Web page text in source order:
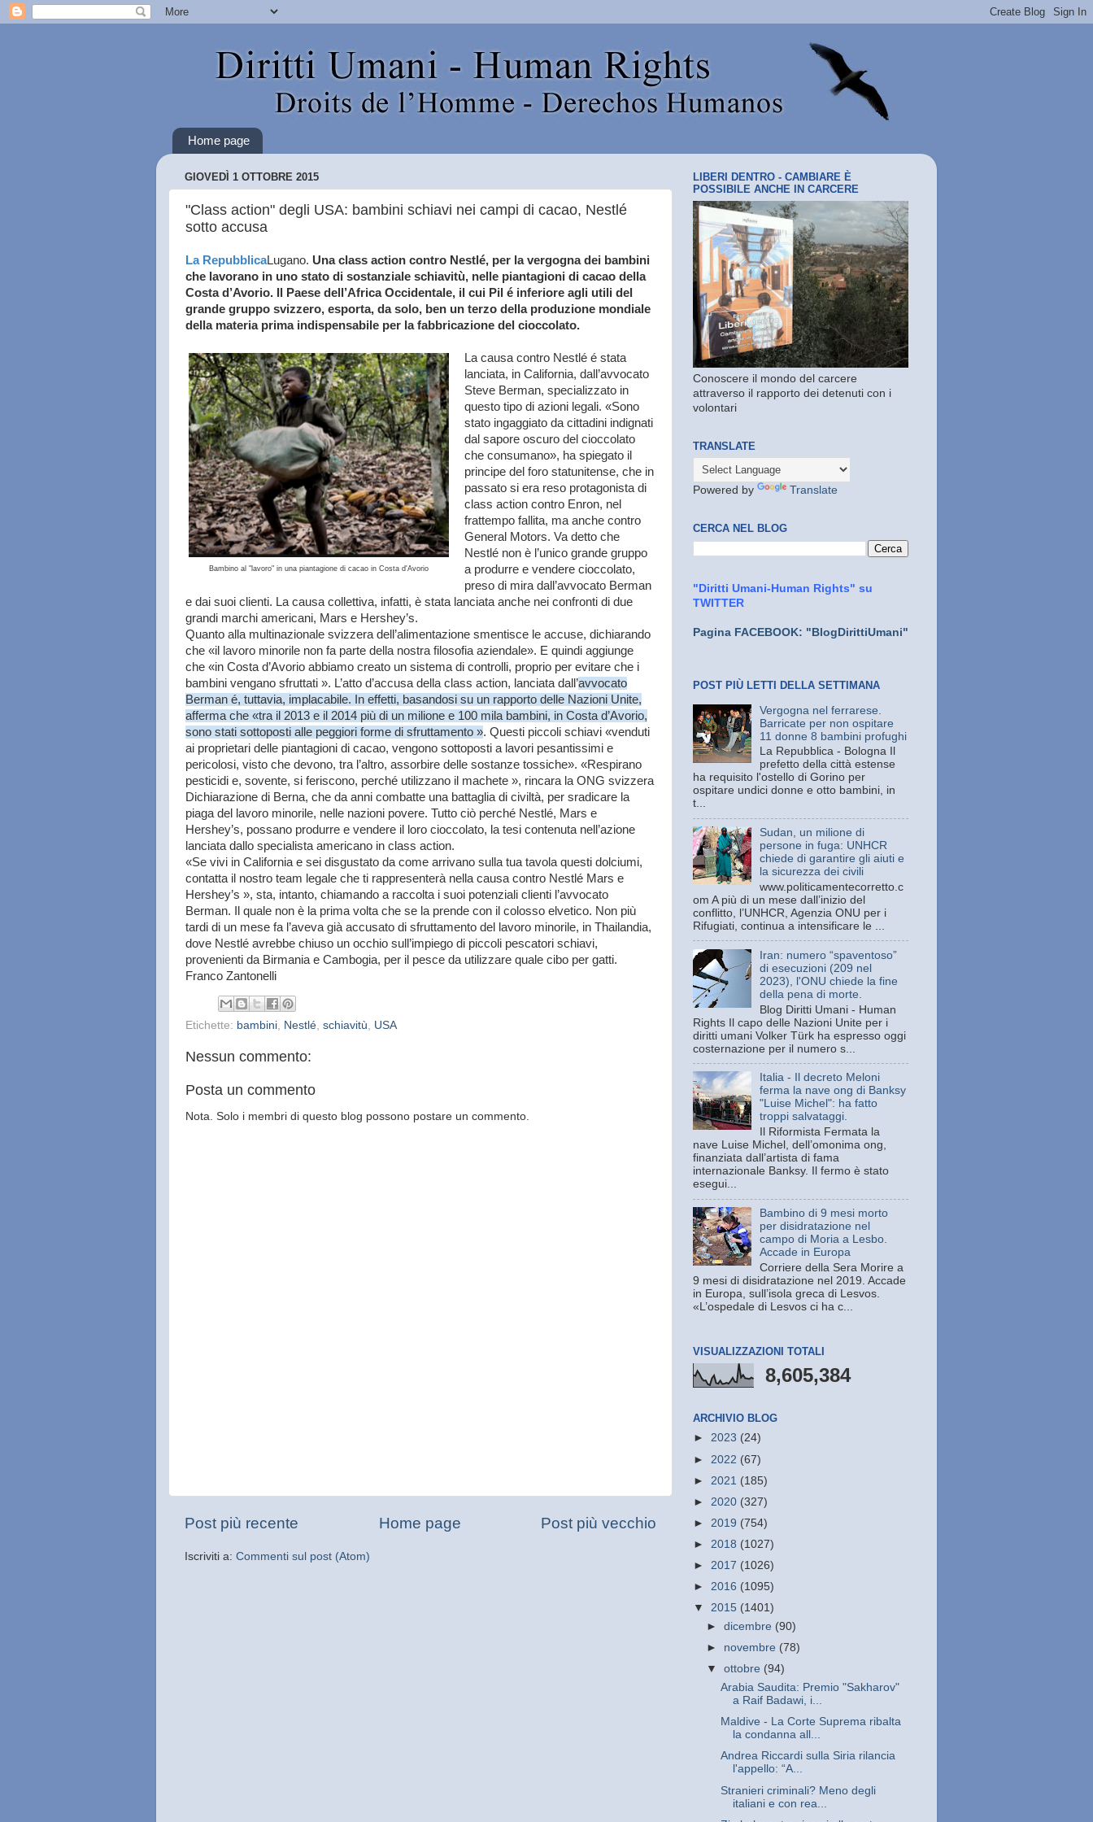
Home page
GIOVEDÌ 1 OTTOBRE 2015
"Class action" degli USA: bambini schiavi nei campi di cacao, Nestlé
sotto accusa
La RepubblicaLugano. Una class action contro Nestlé, per la vergogna dei bambini
che lavorano in uno stato di sostanziale schiavitù, nelle piantagioni di cacao della
Costa d’Avorio. Il Paese dell’Africa Occidentale, il cui Pil é inferiore agli utili del
grande gruppo svizzero, esporta, da solo, ben un terzo della produzione mondiale
della materia prima indispensabile per la fabbricazione del cioccolato.
Bambino al "lavoro" in una piantagione di cacao in Costa d'Avorio
La causa contro Nestlé é stata
lanciata, in California, dall’avvocato
Steve Berman, specializzato in
questo tipo di azioni legali. «Sono
stato ingaggiato da cittadini indignati
dal sapore oscuro del cioccolato
che consumano», ha spiegato il
principe del foro statunitense, che in
passato si era reso protagonista di
class action contro Enron, nel
frattempo fallita, ma anche contro
General Motors. Va detto che
Nestlé non è l’unico grande gruppo
a produrre e vendere cioccolato,
preso di mira dall’avvocato Berman
e dai suoi clienti. La causa collettiva, infatti, è stata lanciata anche nei confronti di due
grandi marchi americani, Mars e Hershey’s.
Quanto alla multinazionale svizzera dell’alimentazione smentisce le accuse, dichiarando
che «il lavoro minorile non fa parte della nostra filosofia aziendale». E quindi aggiunge
che «in Costa d’Avorio abbiamo creato un sistema di controlli, proprio per evitare che i
bambini vengano sfruttati ». L’atto d’accusa della class action, lanciata dall’avvocato
Berman é, tuttavia, implacabile. In effetti, basandosi su un rapporto delle Nazioni Unite,
afferma che «tra il 2013 e il 2014 più di un milione e 100 mila bambini, in Costa d’Avorio,
sono stati sottoposti alle peggiori forme di sfruttamento ». Questi piccoli schiavi «venduti
ai proprietari delle piantagioni di cacao, vengono sottoposti a lavori pesantissimi e
pericolosi, visto che devono, tra l’altro, assorbire delle sostanze tossiche». «Respirano
pesticidi e, sovente, si feriscono, perché utilizzano il machete », rincara la ONG svizzera
Dichiarazione di Berna, che da anni combatte una battaglia di civiltà, per sradicare la
piaga del lavoro minorile, nelle nazioni povere. Tutto ciò perché Nestlé, Mars e
Hershey’s, possano produrre e vendere il loro cioccolato, la tesi contenuta nell’azione
lanciata dallo specialista americano in class action.
«Se vivi in California e sei disgustato da come arrivano sulla tua tavola questi dolciumi,
contatta il nostro team legale che ti rappresenterà nella causa contro Nestlé Mars e
Hershey’s », sta, intanto, chiamando a raccolta i suoi potenziali clienti l’avvocato
Berman. Il quale non è la prima volta che se la prende con il colosso elvetico. Non più
tardi di un mese fa l’aveva già accusato di sfruttamento del lavoro minorile, in Thailandia,
dove Nestlé avrebbe chiuso un occhio sull’impiego di piccoli pescatori schiavi,
provenienti da Birmania e Cambogia, per il pesce da utilizzare quale cibo per gatti.
Franco Zantonelli
Etichette: bambini Nestlé schiavitù USA
Nessun commento:
Posta un commento
Nota. Solo i membri di questo blog possono postare un commento.
Post più recente Post più vecchio
Home page
Iscriviti a: Commenti sul post (Atom)
LIBERI DENTRO - CAMBIARE È
POSSIBILE ANCHE IN CARCERE
Conoscere il mondo del carcere
attraverso il rapporto dei detenuti con i
volontari
TRANSLATE
Powered by Translate
CERCA NEL BLOG
"Diritti Umani-Human Rights" su
TWITTER
Pagina FACEBOOK: "BlogDirittiUmani"
POST PIÙ LETTI DELLA SETTIMANA
Vergogna nel ferrarese.
Barricate per non ospitare
11 donne 8 bambini profughi
La Repubblica - Bologna Il
prefetto della città estense
ha requisito l'ostello di Gorino per
ospitare undici donne e otto bambini, in
t...
Sudan, un milione di
persone in fuga: UNHCR
chiede di garantire gli aiuti e
la sicurezza dei civili
www.politicamentecorretto.c
om A più di un mese dall’inizio del
conflitto, l’UNHCR, Agenzia ONU per i
Rifugiati, continua a intensificare le ...
Iran: numero “spaventoso”
di esecuzioni (209 nel
2023), l'ONU chiede la fine
della pena di morte.
Blog Diritti Umani - Human
Rights Il capo delle Nazioni Unite per i
diritti umani Volker Türk ha espresso oggi
costernazione per il numero s...
Italia - Il decreto Meloni
ferma la nave ong di Banksy
"Luise Michel": ha fatto
troppi salvataggi.
Il Riformista Fermata la
nave Luise Michel, dell’omonima ong,
finanziata dall’artista di fama
internazionale Banksy. Il fermo è stato
esegui...
Bambino di 9 mesi morto
per disidratazione nel
campo di Moria a Lesbo.
Accade in Europa
Corriere della Sera Morire a
9 mesi di disidratazione nel 2019. Accade
in Europa, sull’isola greca di Lesvos.
«L’ospedale di Lesvos ci ha c...
VISUALIZZAZIONI TOTALI
8,605,384
ARCHIVIO BLOG
► 2023 (24)
► 2022 (67)
► 2021 (185)
► 2020 (327)
► 2019 (754)
► 2018 (1027)
► 2017 (1026)
► 2016 (1095)
▼ 2015 (1401)
►dicembre (90)
► novembre (78)
▼ottobre (94)
Arabia Saudita: Premio "Sakharov"
a Raif Badawi, i...
Maldive - La Corte Suprema ribalta
la condanna all...
Andrea Riccardi sulla Siria rilancia
l'appello: “A...
Stranieri criminali? Meno degli
italiani e con rea...